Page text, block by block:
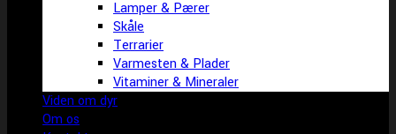
Lamper & Pærer
Skåle
Terrarier
Varmesten & Plader
Vitaminer & Mineraler
Viden om dyr
Om os